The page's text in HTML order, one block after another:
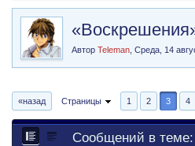
АвторTeleman ,Среда, 14
«назад Страницы 1 2 3 4
Сообщений в теме: